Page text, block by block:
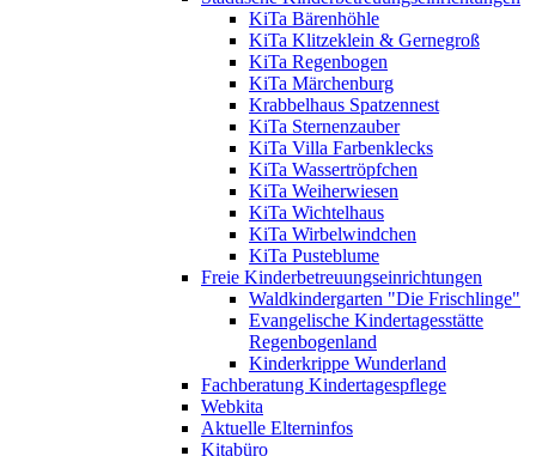
KiTa Bärenhöhle
KiTa Klitzeklein & Gernegroß
KiTa Regenbogen
KiTa Märchenburg
Krabbelhaus Spatzennest
KiTa Sternenzauber
KiTa Villa Farbenklecks
KiTa Wassertröpfchen
KiTa Weiherwiesen
KiTa Wichtelhaus
KiTa Wirbelwindchen
KiTa Pusteblume
Freie Kinderbetreuungseinrichtungen
Waldkindergarten "Die Frischlinge"
Evangelische Kindertagesstätte
Regenbogenland
Kinderkrippe Wunderland
Fachberatung Kindertagespflege
Webkita
Aktuelle Elterninfos
Kitabüro